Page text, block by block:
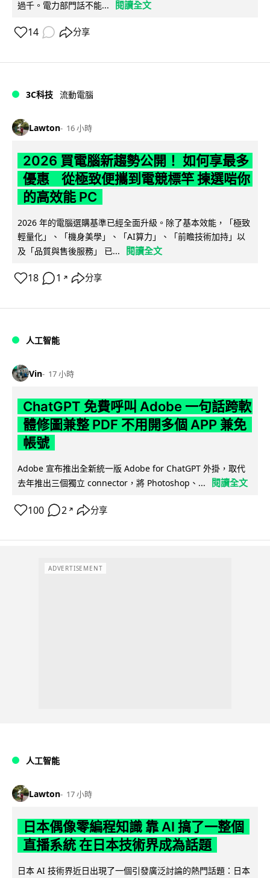
過千。電力部門話不能... 閱讀全文
14 分享
3C科技 流動電腦
Lawton 16 小時
2026 買電腦新趨勢公開！ 如何享最多
優惠 從極致便攜到電競標竿 揀選啱你
的高效能 PC
2026 年的電腦選購基準已經全面升級。除了基本效能，「極致
輕量化」、「機身美學」、「AI算力」、「前瞻技術加持」以
及「品質與售後服務」 已...
閱讀全文
18 1 ↗ 分享
人工智能
Vin 17 小時
ChatGPT 免費呼叫 Adobe 一句話跨軟
體修圖兼整 PDF 不用開多個 APP 兼免
帳號
Adobe 宣布推出全新統一版 Adobe for ChatGPT 外掛，取代
去年推出三個獨立 connector，將 Photoshop、...
閱讀全文
100 2 ↗ 分享
ADVERTISEMENT
人工智能
Lawton 17 小時
日本偶像零編程知識 靠 AI 搞了一整個
直播系統 在日本技術界成為話題
日本 AI 技術界近日出現了一個引發廣泛討論的熱門話題：日本